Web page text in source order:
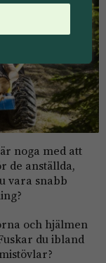
noga med att
de anställda,
vara snabb
och hjälmen
du ibland